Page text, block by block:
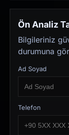
Ön Analiz
Bilgileriniz
durumuna
Ad Soyad
Telefon